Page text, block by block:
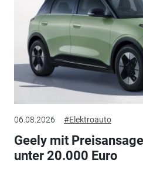
06.08.2026 #Elektroauto
Geely mit
unter 20.000 Euro